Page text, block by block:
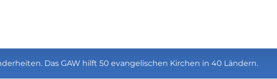
Das GAW hilft 50 evangelischen Kirchen in 40 Ländern.